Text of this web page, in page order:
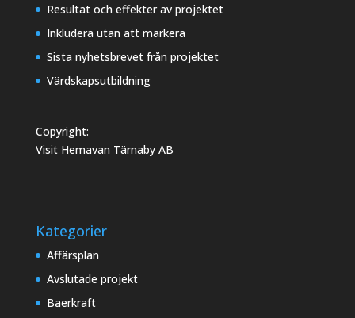
Resultat och effekter av projektet
Inkludera utan att markera
Sista nyhetsbrevet från projektet
Värdskapsutbildning
Copyright:
Visit Hemavan Tärnaby AB
Kategorier
Affärsplan
Avslutade projekt
Baerkraft